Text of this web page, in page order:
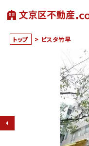
トップ > ビスタ竹早